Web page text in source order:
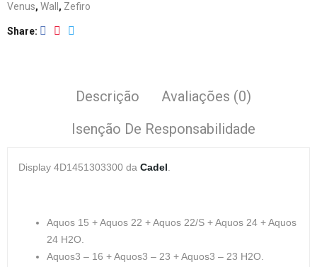
Venus, Wall , Zefiro
Share
Descrição
Avaliações (0)
Isenção De Responsabilidade
Display 4D1451303300 da Cadel
Aquos 15 + Aquos 22 + Aquos 22/S + Aquos 24 + Aquos
24 H2O.
Aquos3 – 16 + Aquos3 – 23 + Aquos3 – 23 H2O.